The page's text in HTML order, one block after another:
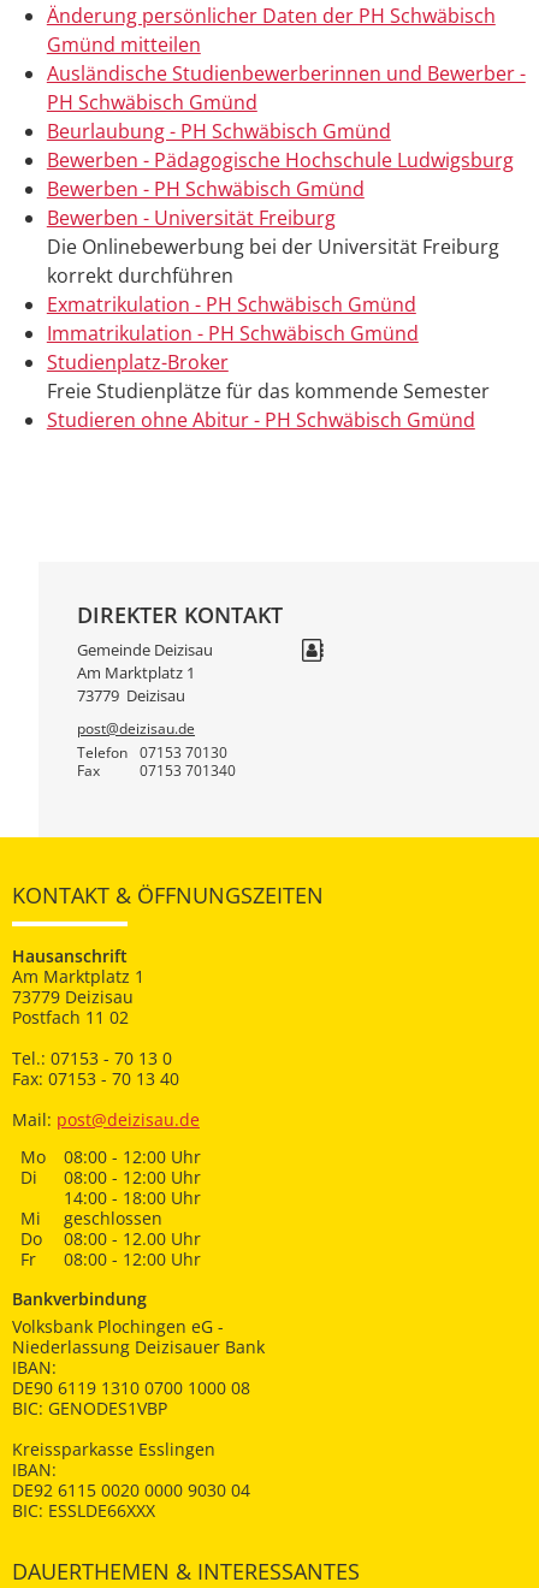
Änderung persönlicher Daten der PH Schwäbisch
Gmünd mitteilen
Ausländische Studienbewerberinnen und Bewerber -
PH Schwäbisch Gmünd
Beurlaubung - PH Schwäbisch Gmünd
Bewerben - Pädagogische Hochschule Ludwigsburg
Bewerben - PH Schwäbisch Gmünd
Bewerben - Universität Freiburg
Die Onlinebewerbung bei der Universität Freiburg
korrekt durchführen
Exmatrikulation - PH Schwäbisch Gmünd
Immatrikulation - PH Schwäbisch Gmünd
Studienplatz-Broker
Freie Studienplätze für das kommende Semester
Studieren ohne Abitur - PH Schwäbisch Gmünd
DIREKTER KONTAKT
Gemeinde Deizisau
Am Marktplatz 1
73779 Deizisau
post@deizisau.de
Telefon
07153 70130
Fax 07153 701340
KONTAKT & ÖFFNUNGSZEITEN
Hausanschrift
Am Marktplatz 1
73779 Deizisau
Postfach 11 02
Tel.: 07153 - 70 13 0
Fax: 07153 - 70 13 40
Mail: post@deizisau.de
Mo
08:00 - 12:00 Uhr
Di
08:00 - 12:00 Uhr
14:00 - 18:00 Uhr
Mi
geschlossen
Do
08:00 - 12.00 Uhr
Fr
08:00 - 12:00 Uhr
Bankverbindung
Volksbank Plochingen eG -
Niederlassung Deizisauer Bank
IBAN:
DE90 6119 1310 0700 1000 08
BIC: GENODES1VBP
Kreissparkasse Esslingen
IBAN:
DE92 6115 0020 0000 9030 04
BIC: ESSLDE66XXX
DAUERTHEMEN & INTERESSANTES